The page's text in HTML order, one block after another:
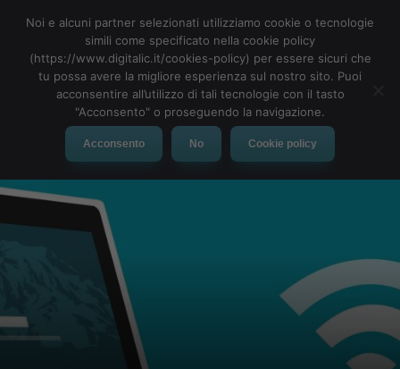
MENU
Noi e alcuni partner selezionati utilizziamo cookie o tecnologie
simili come specificato nella cookie policy
(https://www.digitalic.it/cookies-policy) per essere sicuri che
tu possa avere la migliore esperienza sul nostro sito. Puoi
acconsentire all’utilizzo di tali tecnologie con il tasto
"Acconsento" o proseguendo la navigazione.
Acconsento No Cookie policy